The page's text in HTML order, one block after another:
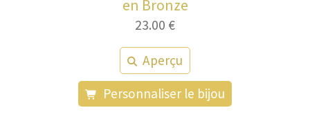
en Bronze
23.00 €
Aperçu
Personnaliser le bijou